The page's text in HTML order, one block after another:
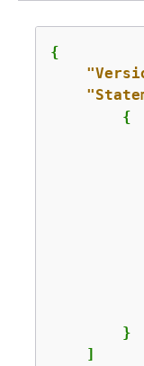
{
{
        }
    ]